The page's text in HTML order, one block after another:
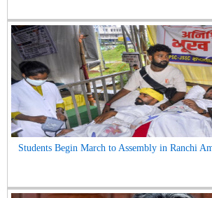
Students Begin March to Assembly in Ranchi